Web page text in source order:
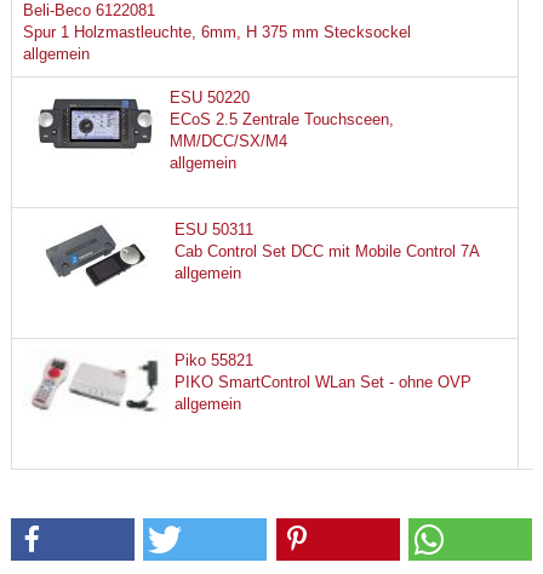
Beli-Beco 6122081
Spur 1 Holzmastleuchte, 6mm, H 375 mm Stecksockel
allgemein
ESU 50220
ECoS 2.5 Zentrale Touchsceen,
MM/DCC/SX/M4
allgemein
ESU 50311
Cab Control Set DCC mit Mobile Control 7A
allgemein
Piko 55821
PIKO SmartControl WLan Set - ohne OVP
allgemein